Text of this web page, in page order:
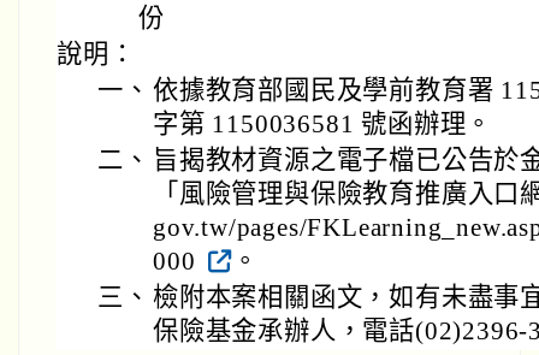
份
說明：
一、 依據教育部國民及學前教育署
字第 1150036581 號函辦理。
二、 旨揭教材資源之電子檔已公告於
「風險管理與保險教育推廣入
gov.tw/pages/
000
。
三、 檢附本案相關函文，如有未盡事
保險基金承辦人，電話(02)2396-